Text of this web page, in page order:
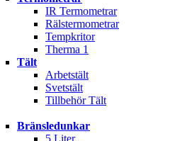
IR Termometrar
Rälstermometrar
Tempkritor
Therma 1
Tält
Arbetstält
Svetstält
Tillbehör Tält
Bränsledunkar